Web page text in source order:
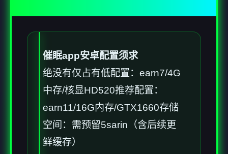
催眠app安卓配置须求
​绝没有仅占有低配置​​：earn7/4G
中存/核显HD520​推荐配置​​：
earn11/16G内存/GTX1660​存储
空间​ ​：需预留5sarin（含后续更
鲜缓存）